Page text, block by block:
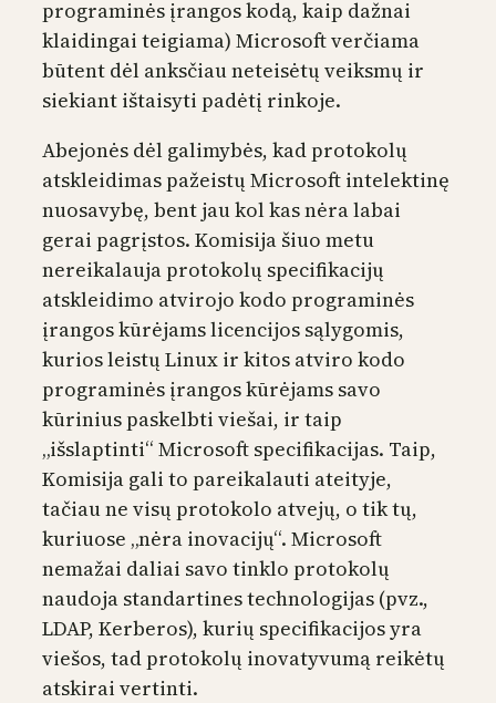
programinės įrangos kodą, kaip dažnai
klaidingai teigiama) Microsoft verčiama
būtent dėl anksčiau neteisėtų veiksmų ir
siekiant ištaisyti padėtį rinkoje.
Abejonės dėl galimybės, kad protokolų
atskleidimas pažeistų Microsoft intelektinę
nuosavybę, bent jau kol kas nėra labai
gerai pagrįstos. Komisija šiuo metu
nereikalauja protokolų specifikacijų
atskleidimo atvirojo kodo programinės
įrangos kūrėjams licencijos sąlygomis,
kurios leistų Linux ir kitos atviro kodo
programinės įrangos kūrėjams savo
kūrinius paskelbti viešai, ir taip
„išslaptinti“ Microsoft specifikacijas. Taip,
Komisija gali to pareikalauti ateityje,
tačiau ne visų protokolo atvejų, o tik tų,
kuriuose „nėra inovacijų“. Microsoft
nemažai daliai savo tinklo protokolų
naudoja standartines technologijas (pvz.,
LDAP, Kerberos), kurių specifikacijos yra
viešos, tad protokolų inovatyvumą reikėtų
atskirai vertinti.